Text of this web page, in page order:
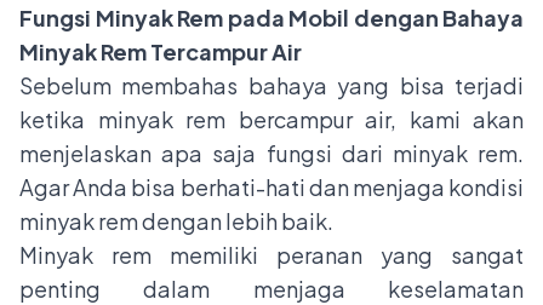
Fungsi Minyak Rem pada Mobil dengan Bahaya
Minyak Rem Tercampur Air
Sebelum membahas bahaya yang bisa terjadi
ketika minyak rem bercampur air, kami akan
menjelaskan apa saja fungsi dari minyak rem.
Agar Anda bisa berhati-hati dan menjaga kondisi
minyak rem dengan lebih baik.
Minyak rem memiliki peranan yang sangat
penting dalam menjaga keselamatan